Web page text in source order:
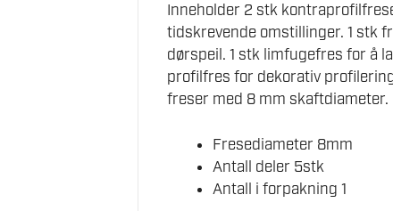
Inneholder 2 stk
tidskrevende omstillinger. 1 stk
dørspeil. 1 stk limfugefres for å
profilfres for dekorativ
freser med 8 mm skaftdiameter.
Fresediameter 8mm
Antall deler 5stk
Antall i forpakning 1